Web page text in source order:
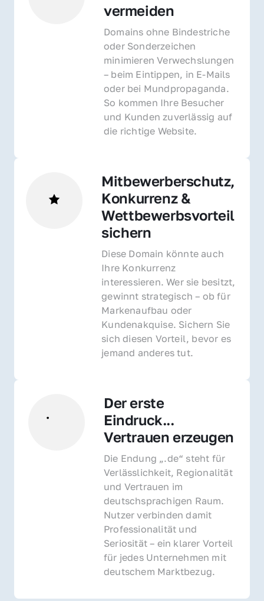
vermeiden
Domains ohne Bindestriche
oder Sonderzeichen
minimieren Verwechslungen
– beim Eintippen, in E-Mails
oder bei Mundpropaganda.
So kommen Ihre Besucher
und Kunden zuverlässig auf
die richtige Website.
Mitbewerberschutz,
Konkurrenz &
Wettbewerbsvorteil
sichern
Diese Domain könnte auch
Ihre Konkurrenz
interessieren. Wer sie besitzt,
gewinnt strategisch – ob für
Markenaufbau oder
Kundenakquise. Sichern Sie
sich diesen Vorteil, bevor es
jemand anderes tut.
Der erste
Eindruck...
Vertrauen erzeugen
Die Endung „.de“ steht für
Verlässlichkeit, Regionalität
und Vertrauen im
deutschsprachigen Raum.
Nutzer verbinden damit
Professionalität und
Seriosität – ein klarer Vorteil
für jedes Unternehmen mit
deutschem Marktbezug.